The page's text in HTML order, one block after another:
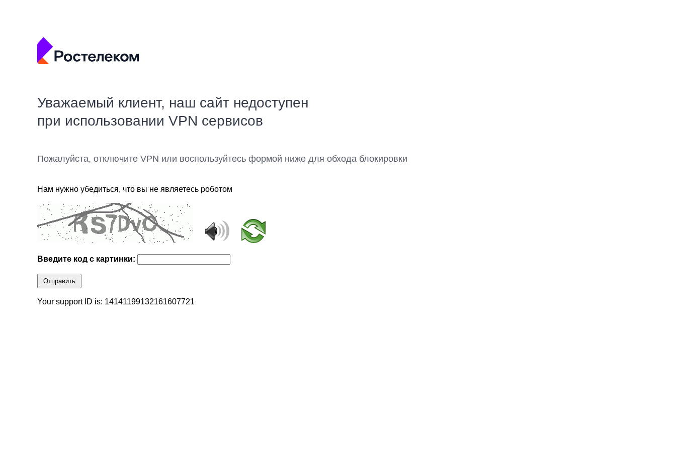
Уважаемый клиент, наш сайт недоступен
при использовании VPN сервисов
Пожалуйста, отключите VPN или воспользуйтесь формой ниже для обхода блокировки
Нам нужно убедиться, что вы не являетесь роботом
Введите код с картинки:
Отправить
Your support ID is: 14141199132161607721